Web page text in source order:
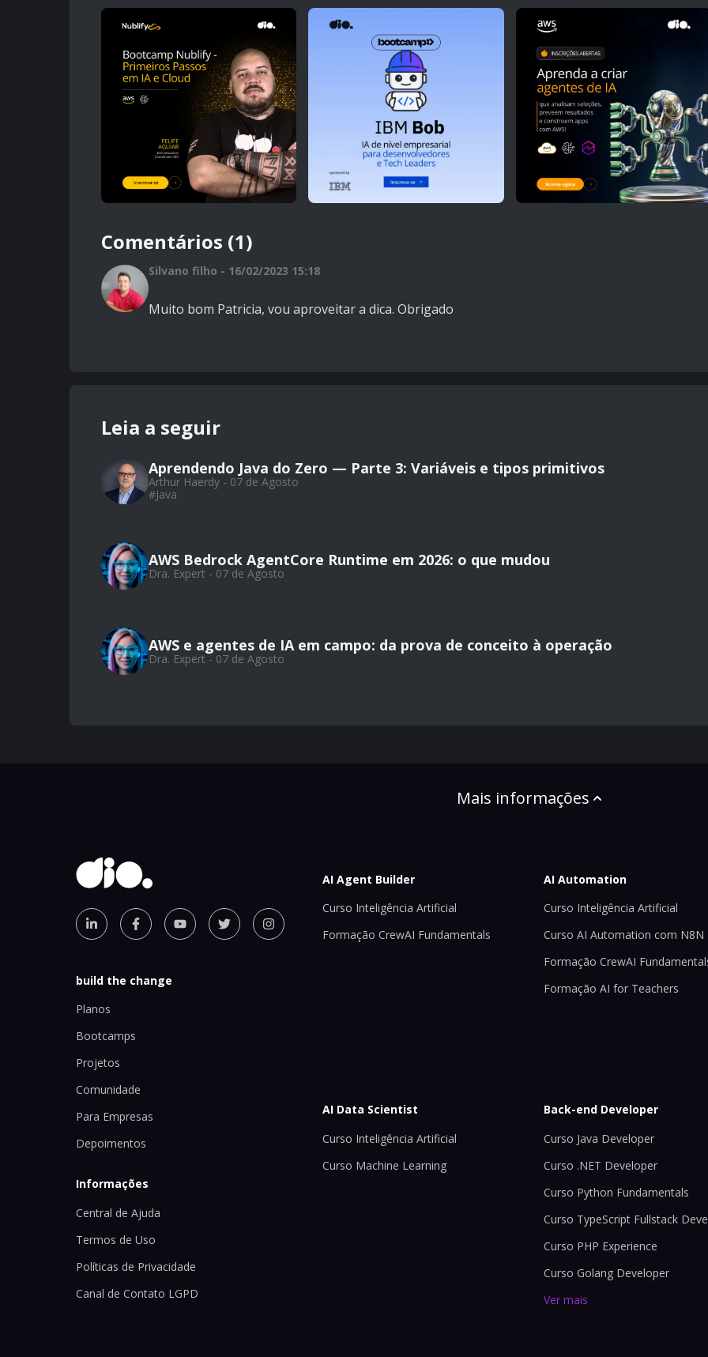
Comentários (1)
Silvano filho - 16/02/2023 15:18
Muito bom Patricia, vou aproveitar a dica. Obrigado
Leia a seguir
Aprendendo Java do Zero — Parte 3: Variáveis e tipos primitivos
Arthur Haerdy - 07 de Agosto
#Java
AWS Bedrock AgentCore Runtime em 2026: o que mudou
Dra. Expert - 07 de Agosto
AWS e agentes de IA em campo: da prova de conceito à operação
Dra. Expert - 07 de Agosto
Mais informações
build the change
Planos
Bootcamps
Projetos
Comunidade
Para Empresas
Depoimentos
Informações
Central de Ajuda
Termos de Uso
Políticas de Privacidade
Canal de Contato LGPD
AI Agent Builder
Curso Inteligência Artificial
Formação CrewAI Fundamentals
AI Automation
Curso Inteligência Artificial
Curso AI Automation com N8N
Formação CrewAI
Formação AI for Teachers
AI Data Scientist
Curso Inteligência Artificial
Curso Machine Learning
Back-end Developer
Curso Java Developer
Curso .NET Developer
Curso Python Fundamentals
Curso TypeScript Fullstack
Curso PHP Experience
Curso Golang Developer
Ver mais